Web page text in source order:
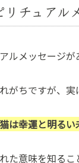
チュアル
メッセージが
ちですが、実
は幸運と明るい
た意味を知る